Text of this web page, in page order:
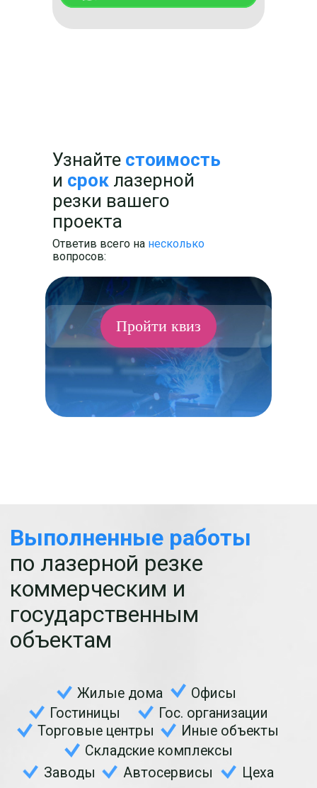
Узнайте стоимость
и срок лазерной
резки вашего
проекта
Ответив всего на несколько
вопросов:
Пройти квиз
Московская обл., п. Новосельцево, ул.,
Отзывы о нашей работе:
Изготавливаем
индивидуальные
изделия от проекта до
реализации